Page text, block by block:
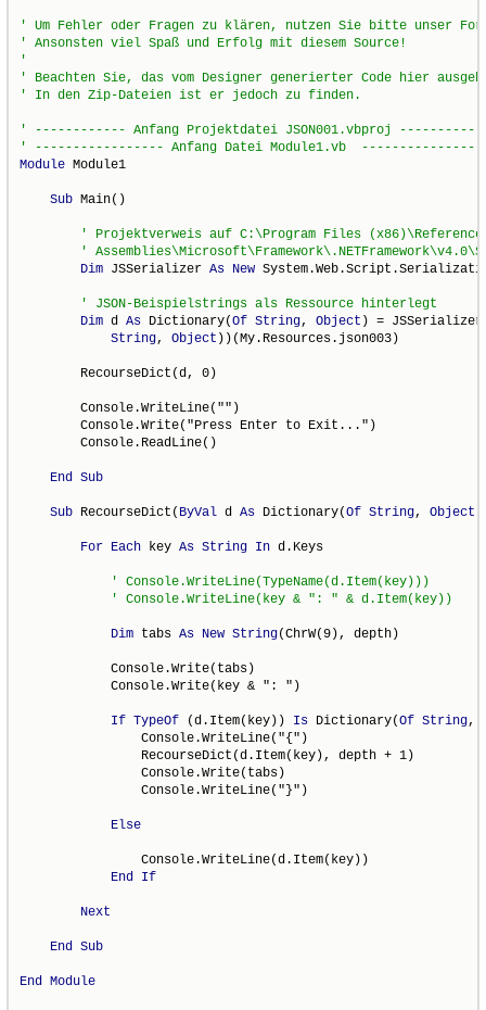
' Um Fehler oder Fragen zu klären, nutzen Sie bitte unser
' Ansonsten viel Spaß und Erfolg mit diesem Source!
'
' Beachten Sie, das vom Designer generierter Code hier
' In den Zip-Dateien ist er jedoch zu finden.
' ------------ Anfang Projektdatei JSON001.vbproj
' ----------------- Anfang Datei Module1.vb
Module Module1
Sub Main()
' Projektverweis auf C:\Program Files (x86)\Reference
'
Dim JSSerializer As New
' JSON-Beispielstrings als Ressource hinterlegt
Dim d As Dictionary(Of String, Object ) =
String, Object ))(My.Resources.json003)
        RecourseDict(d, 0)
        Console.WriteLine("")
        Console.Write("Press Enter to Exit...")
        Console.ReadLine()
End Sub
Sub RecourseDict( ByVal d As Dictionary(Of String, Object
For Each key As String In d.Keys
' Console.WriteLine(TypeName(d.Item(key)))
' Console.WriteLine(key & ": " & d.Item(key))
Dim tabs As New String(ChrW(9), depth)
            Console.Write(tabs)
            Console.Write(key & ": ")
If TypeOf (d.Item(key)) Is Dictionary(Of String,
                Console.WriteLine("{")
                RecourseDict(d.Item(key), depth + 1)
                Console.Write(tabs)
                Console.WriteLine("}")
Else
                Console.WriteLine(d.Item(key))
End
If
Next
End Sub
End Module